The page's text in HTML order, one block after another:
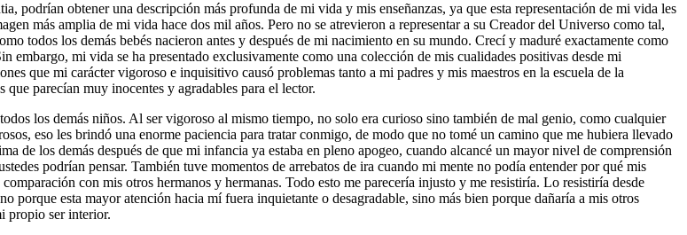
podrían obtener una descripción más profunda de mi vida y mis enseñanzas, ya que esta representación de mi vida les
más amplia de mi vida hace dos mil años. Pero no se atrevieron a representar a su Creador del Universo como tal,
todos los demás bebés nacieron antes y después de mi nacimiento en su mundo. Crecí y maduré exactamente como
mi vida se ha presentado exclusivamente como una colección de mis cualidades positivas desde mi
que mi carácter vigoroso e inquisitivo causó problemas tanto a mi padres y mis maestros en la escuela de la
que parecían muy inocentes y agradables para el lector.
los demás niños. Al ser vigoroso al mismo tiempo, no solo era curioso sino también de mal genio, como cualquier
eso les brindó una enorme paciencia para tratar conmigo, de modo que no tomé un camino que me hubiera llevado
de los demás después de que mi infancia ya estaba en pleno apogeo, cuando alcancé un mayor nivel de comprensión
podrían pensar. También tuve momentos de arrebatos de ira cuando mi mente no podía entender por qué mis
con mis otros hermanos y hermanas. Todo esto me parecería injusto y me resistiría. Lo resistiría desde
porque esta mayor atención hacia mí fuera inquietante o desagradable, sino más bien porque dañaría a mis otros
propio ser interior.